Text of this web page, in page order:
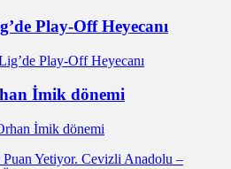
Play-Off Heyecanı
İmik dönemi